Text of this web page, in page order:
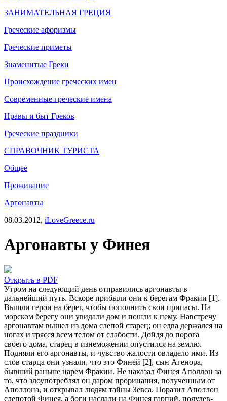
ЗАНИМАТЕЛЬНАЯ ГРЕЦИЯ
Греческие афоризмы
Греческие приметы
Знаменитые Греки
Происхождение греческих имен
Современные греческие имена
Нравы и быт Греков
Греческие праздники
СПРАВОЧНИК ТУРИСТА
Общее
Проживание
Аргонавты
08.03.2012, iLoveGreece.ru
Аргонавты у Финея
Открыть в PDF
Утром на следующий день отправились аргонавты в
дальнейший путь. Вскоре прибыли они к берегам Фракии [1].
Вышли герои на берег, чтобы пополнить свои припасы. На
морском берегу они увидали дом и пошли к нему. Навстречу
аргонавтам вышел из дома слепой старец; он едва держался на
ногах и трясся всем телом от слабости. Дойдя до порога
своего дома, старец в изнеможении опустился на землю.
Подняли его аргонавты, и чувство жалости овладело ими. Из
слов старца они узнали, что это Финей [2], сын Агенора,
бывший раньше царем Фракии. Не наказал Финея Аполлон за
то, что злоупотреблял он даром прорицания, полученным от
Аполлона, и открывал людям тайны Зевса. Поразил Аполлон
слепотой Финея, а боги наслали на Финея гарпий, полудев-